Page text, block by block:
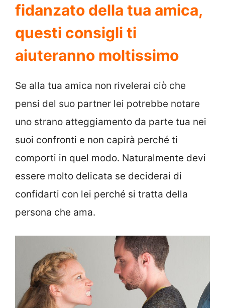
fidanzato della tua amica,
questi consigli ti
aiuteranno moltissimo
Se alla tua amica non rivelerai ciò che
pensi del suo partner lei potrebbe notare
uno strano atteggiamento da parte tua nei
suoi confronti e non capirà perché ti
comporti in quel modo. Naturalmente devi
essere molto delicata se deciderai di
confidarti con lei perché si tratta della
persona che ama.